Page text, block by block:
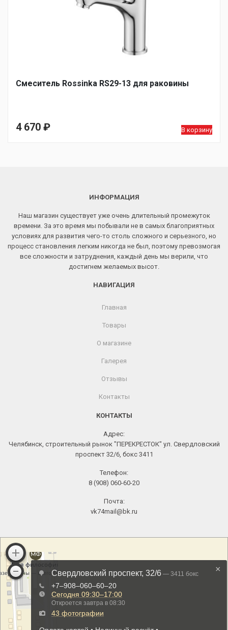
Смеситель Rossinka RS29-13 для раковины
4 670 ₽ В корзину
ИНФОРМАЦИЯ
Наш магазин существует уже очень длительный промежуток
времени. За это время мы побывали не в самых благоприятных
условиях для развития чего-то столь сложного и серьезного, но
процесс становления легким никогда не был, поэтому превозмогая
все сложности и затруднения, каждый день мы верили, что
достигнем желаемых высот.
НАВИГАЦИЯ
Главная
Товары
О магазине
Галерея
Отзывы
Контакты
КОНТАКТЫ
Адрес:
Челябинск, строительный рынок "ПЕРЕКРЕСТОК" ул. Свердловский
проспект 32/6, бокс 3411
Телефон:
8 (908) 060-60-20
Почта:
vk74mail@bk.ru